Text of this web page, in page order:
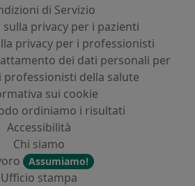
di Servizio
privacy per i pazienti
privacy per i professionisti
dei dati personali per
della salute
sui cookie
ordiniamo i risultati
Accessibilità
Chi siamo
Assumiamo!
Ufficio stampa